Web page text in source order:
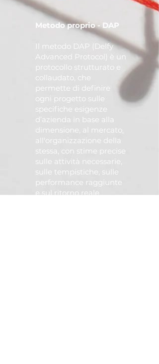
Metodo proprio - DAP
Il metodo DAP (Delfy
Advanced Protocol) è un
protocollo strutturato e
collaudato, che
permette di definire
ogni progetto sulle
specifiche esigenze
d’azienda in base alla
dimensione, al mercato,
all'organizzazione della
stessa, con stime precise
sulle attività necessarie,
sulle tempistiche, sulle
performance raggiunte
e sul ritorno reale